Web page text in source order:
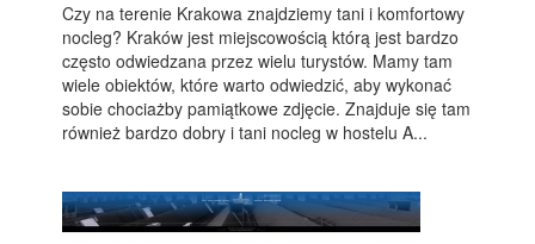
Czy na terenie Krakowa znajdziemy tani i komfortowy
nocleg? Kraków jest miejscowością którą jest bardzo
często odwiedzana przez wielu turystów. Mamy tam
wiele obiektów, które warto odwiedzić, aby wykonać
sobie chociażby pamiątkowe zdjęcie. Znajduje się tam
również bardzo dobry i tani nocleg w hostelu A...